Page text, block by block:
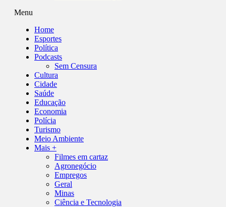
Menu
Home
Esportes
Política
Podcasts
Sem Censura
Cultura
Cidade
Saúde
Educação
Economia
Polícia
Turismo
Meio Ambiente
Mais +
Filmes em cartaz
Agronegócio
Empregos
Geral
Minas
Ciência e Tecnologia